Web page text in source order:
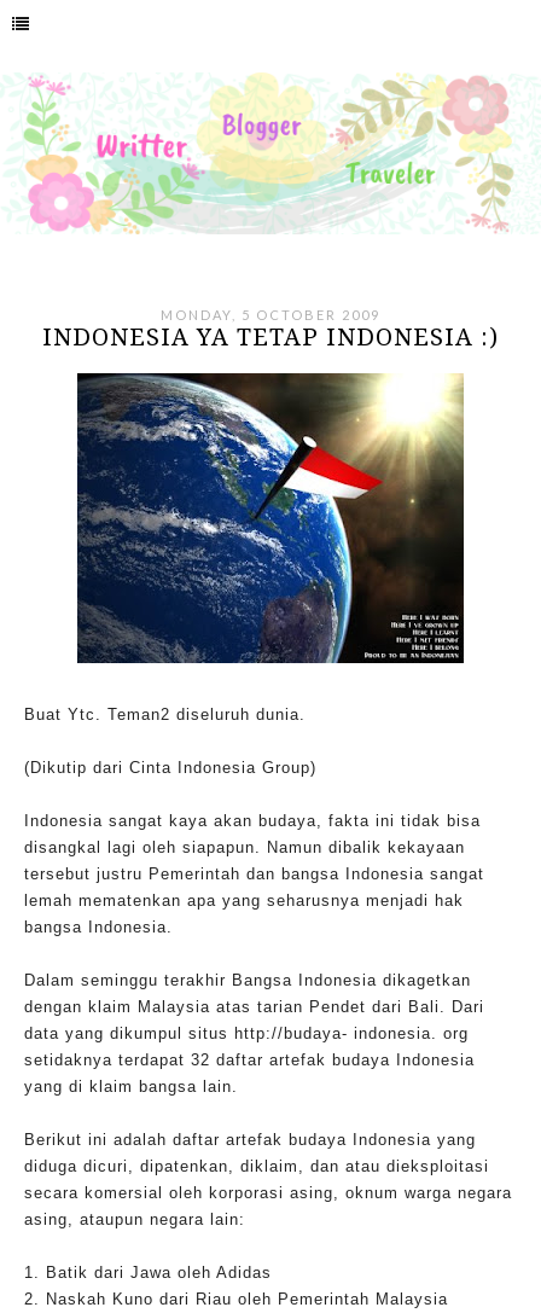
MONDAY, 5 OCTOBER 2009
INDONESIA YA TETAP INDONESIA :)
Buat Ytc. Teman2 diseluruh dunia.
(Dikutip dari Cinta Indonesia Group)
Indonesia sangat kaya akan budaya, fakta ini tidak bisa
disangkal lagi oleh siapapun. Namun dibalik kekayaan
tersebut justru Pemerintah dan bangsa Indonesia sangat
lemah mematenkan apa yang seharusnya menjadi hak
bangsa Indonesia.
Dalam seminggu terakhir Bangsa Indonesia dikagetkan
dengan klaim Malaysia atas tarian Pendet dari Bali. Dari
data yang dikumpul situs http://budaya- indonesia. org
setidaknya terdapat 32 daftar artefak budaya Indonesia
yang di klaim bangsa lain.
Berikut ini adalah daftar artefak budaya Indonesia yang
diduga dicuri, dipatenkan, diklaim, dan atau dieksploitasi
secara komersial oleh korporasi asing, oknum warga negara
asing, ataupun negara lain:
1. Batik dari Jawa oleh Adidas
2. Naskah Kuno dari Riau oleh Pemerintah Malaysia